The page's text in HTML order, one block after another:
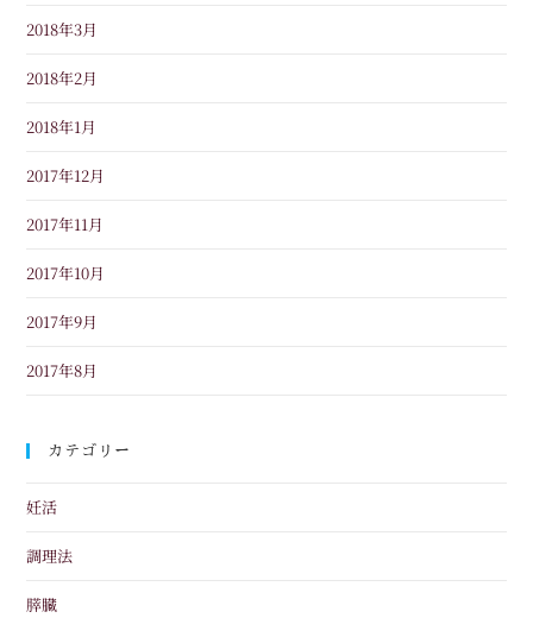
2018年3月
2018年2月
2018年1月
2017年12月
2017年11月
2017年10月
2017年9月
2017年8月
カテゴリー
妊活
調理法
膵臓